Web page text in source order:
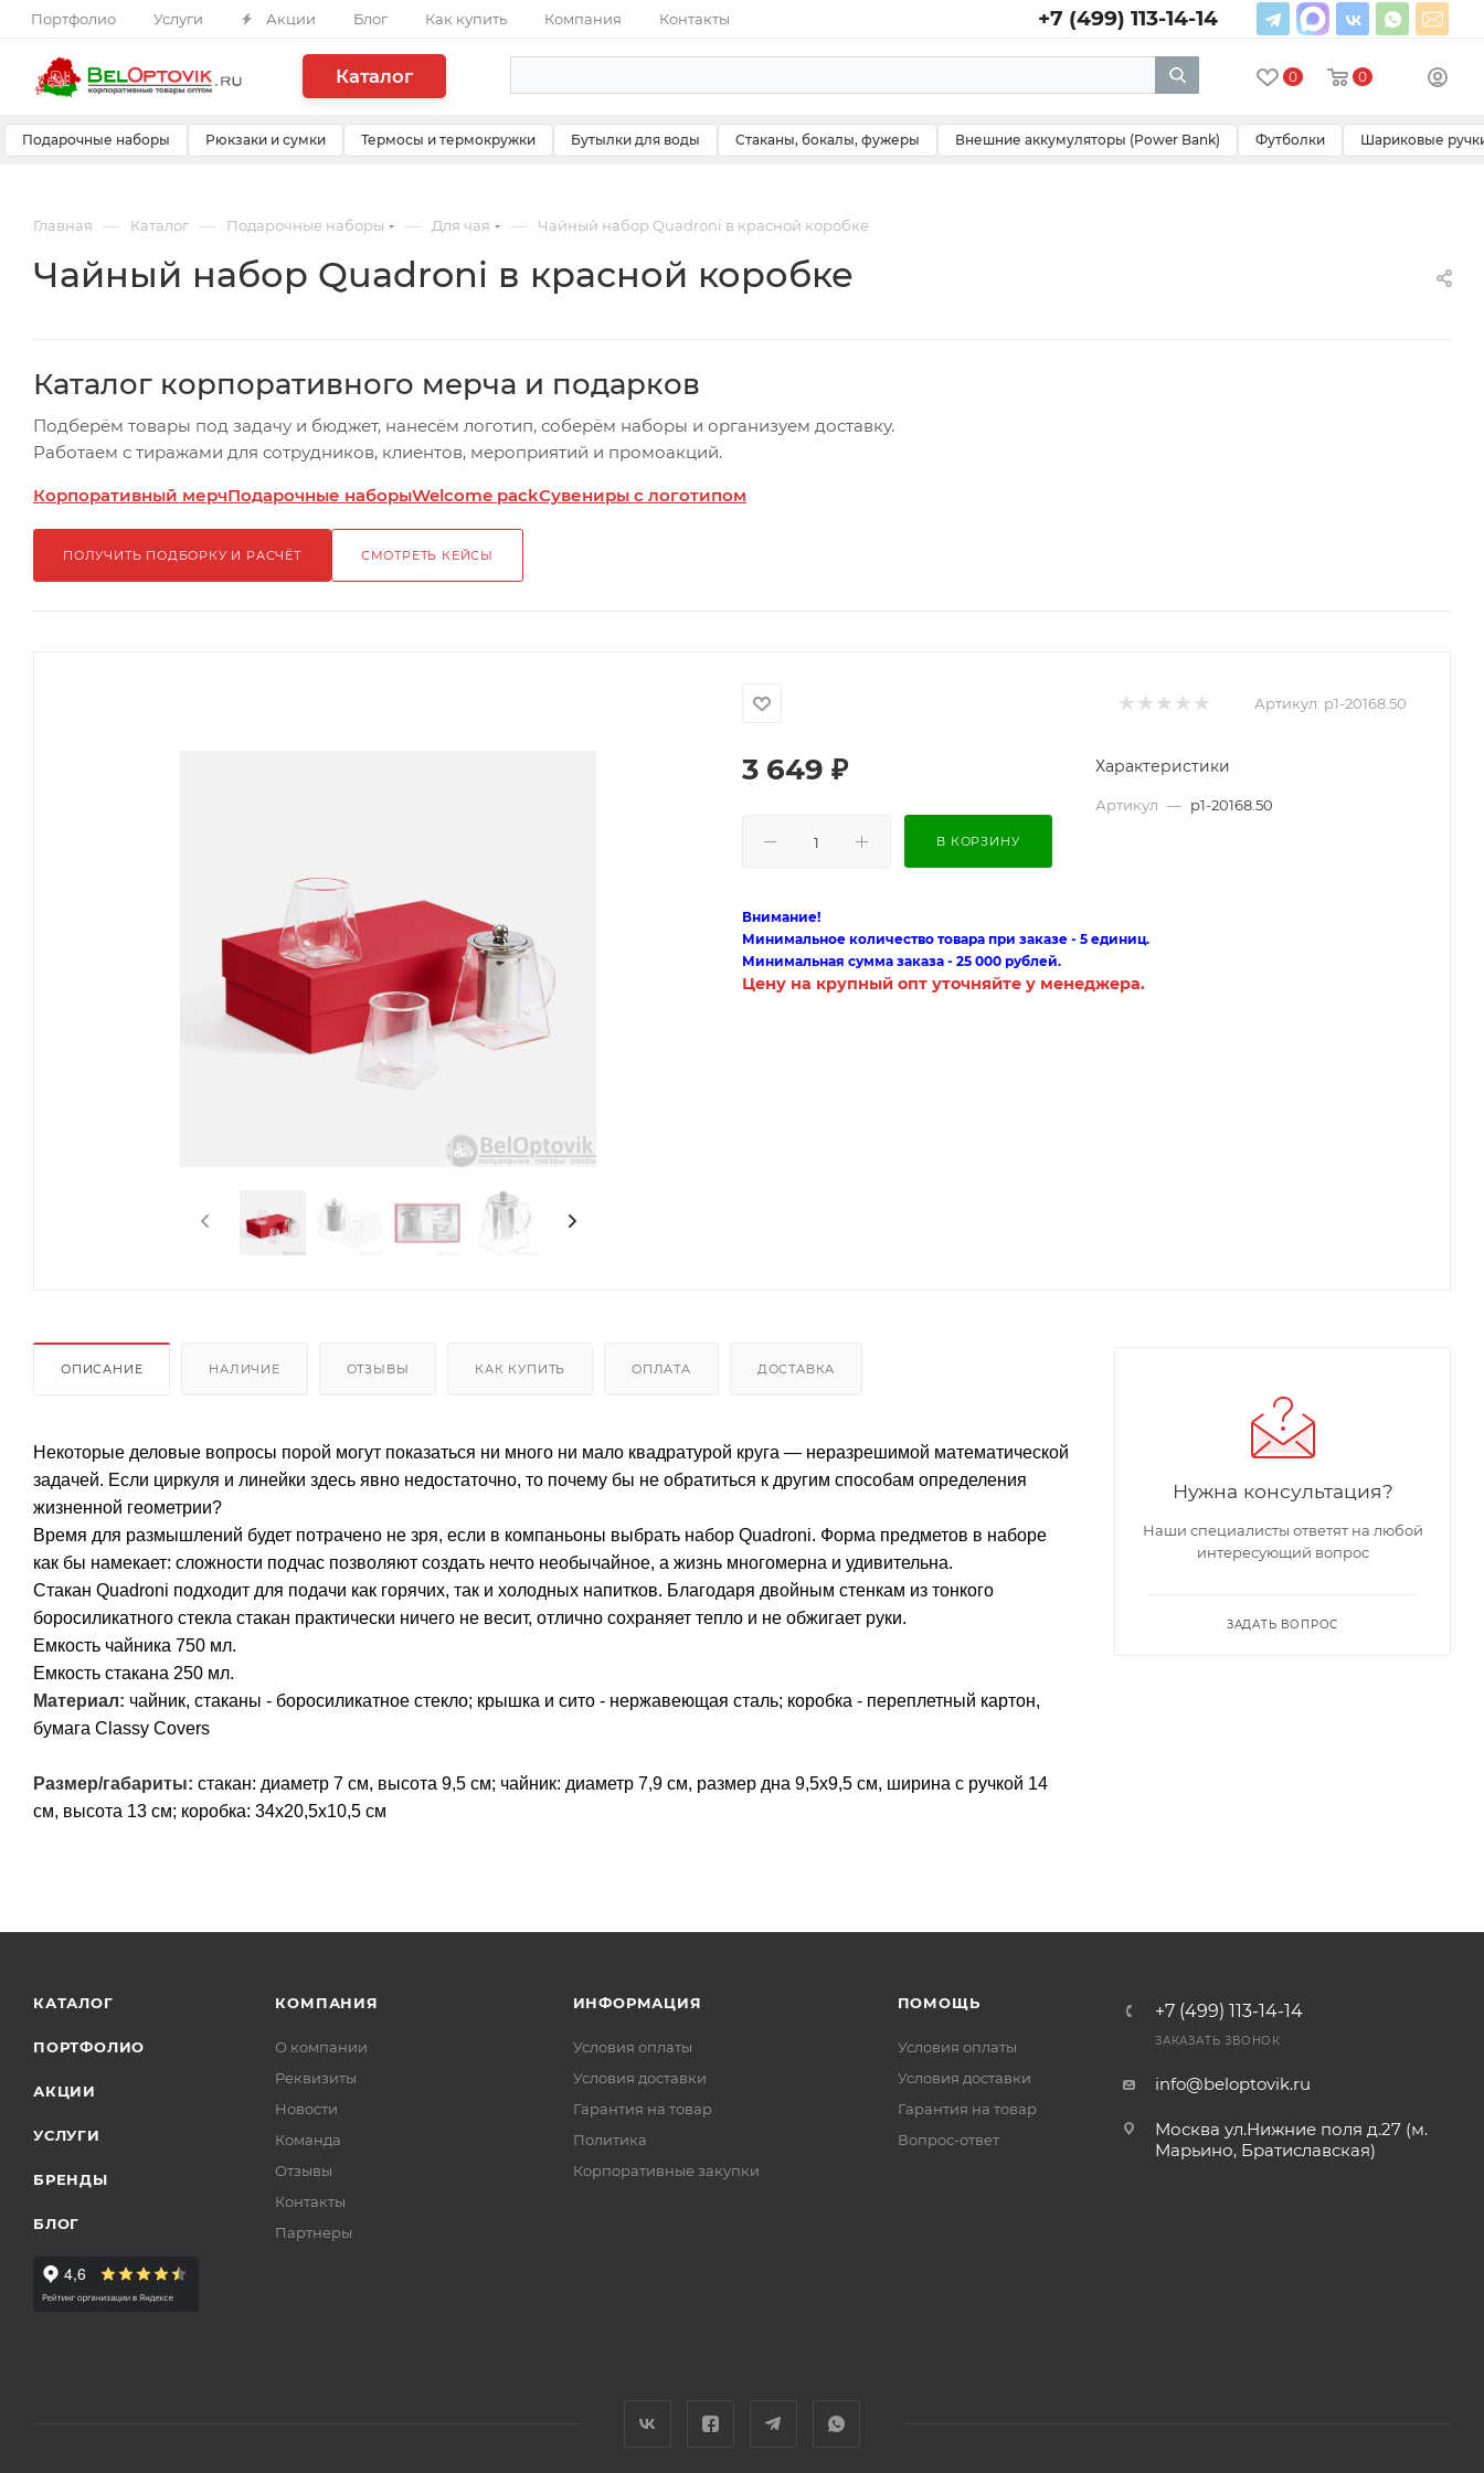
Портфолио Услуги Акции Блог Как купить Компания Контакты +7 (499) 113-14-14
Каталог 0 0
Подарочные наборы Рюкзаки и сумки Термосы и термокружки Бутылки для воды Стаканы, бокалы, фужеры Внешние аккумуляторы (Power Bank) Футболки Шариковые
Главная — Каталог — Подарочные наборы — Для чая — Чайный набор Quadroni в красной коробке
Чайный набор Quadroni в красной коробке
Каталог корпоративного мерча и подарков
Подберём товары под задачу и бюджет, нанесём логотип, соберём наборы и организуем доставку.
Работаем с тиражами для сотрудников, клиентов, мероприятий и промоакций.
Корпоративный мерчПодарочные наборыWelcome packСувениры с логотипом
ПОЛУЧИТЬ ПОДБОРКУ И РАСЧЁТ СМОТРЕТЬ КЕЙСЫ
Артикул: p1-20168.50
3 649 ₽
В КОРЗИНУ
Характеристики
Артикул — p1-20168.50
Внимание!
Минимальное количество товара при заказе - 5 единиц.
Минимальная сумма заказа - 25 000 рублей.
Цену на крупный опт уточняйте у менеджера.
ОПИСАНИЕ НАЛИЧИЕ ОТЗЫВЫ КАК КУПИТЬ ОПЛАТА ДОСТАВКА
Некоторые деловые вопросы порой могут показаться ни много ни мало квадратурой круга — неразрешимой математической
задачей. Если циркуля и линейки здесь явно недостаточно, то почему бы не обратиться к другим способам определения
жизненной геометрии?
Время для размышлений будет потрачено не зря, если в компаньоны выбрать набор Quadroni. Форма предметов в наборе
как бы намекает: сложности подчас позволяют создать нечто необычайное, а жизнь многомерна и удивительна.
Стакан Quadroni подходит для подачи как горячих, так и холодных напитков. Благодаря двойным стенкам из тонкого
боросиликатного стекла стакан практически ничего не весит, отлично сохраняет тепло и не обжигает руки.
Емкость чайника 750 мл.
Емкость стакана 250 мл.
Материал: чайник, стаканы - боросиликатное стекло; крышка и сито - нержавеющая сталь; коробка - переплетный картон,
бумага Classy Covers
Размер/габариты: стакан: диаметр 7 см, высота 9,5 см; чайник: диаметр 7,9 см, размер дна 9,5х9,5 см, ширина с ручкой 14
см, высота 13 см; коробка: 34х20,5х10,5 см
Нужна консультация?
Наши специалисты ответят на любой
интересующий вопрос
ЗАДАТЬ ВОПРОС
КАТАЛОГ
ПОРТФОЛИО
АКЦИИ
УСЛУГИ
БРЕНДЫ
БЛОГ
КОМПАНИЯ
О компании
Реквизиты
Новости
Команда
Отзывы
Контакты
Партнеры
ИНФОРМАЦИЯ
Условия оплаты
Условия доставки
Гарантия на товар
Политика
Корпоративные закупки
ПОМОЩЬ
Условия оплаты
Условия доставки
Гарантия на товар
Вопрос-ответ
+7 (499) 113-14-14
ЗАКАЗАТЬ ЗВОНОК
info@beloptovik.ru
Москва ул.Нижние поля д.27 (м.
Марьино, Братиславская)